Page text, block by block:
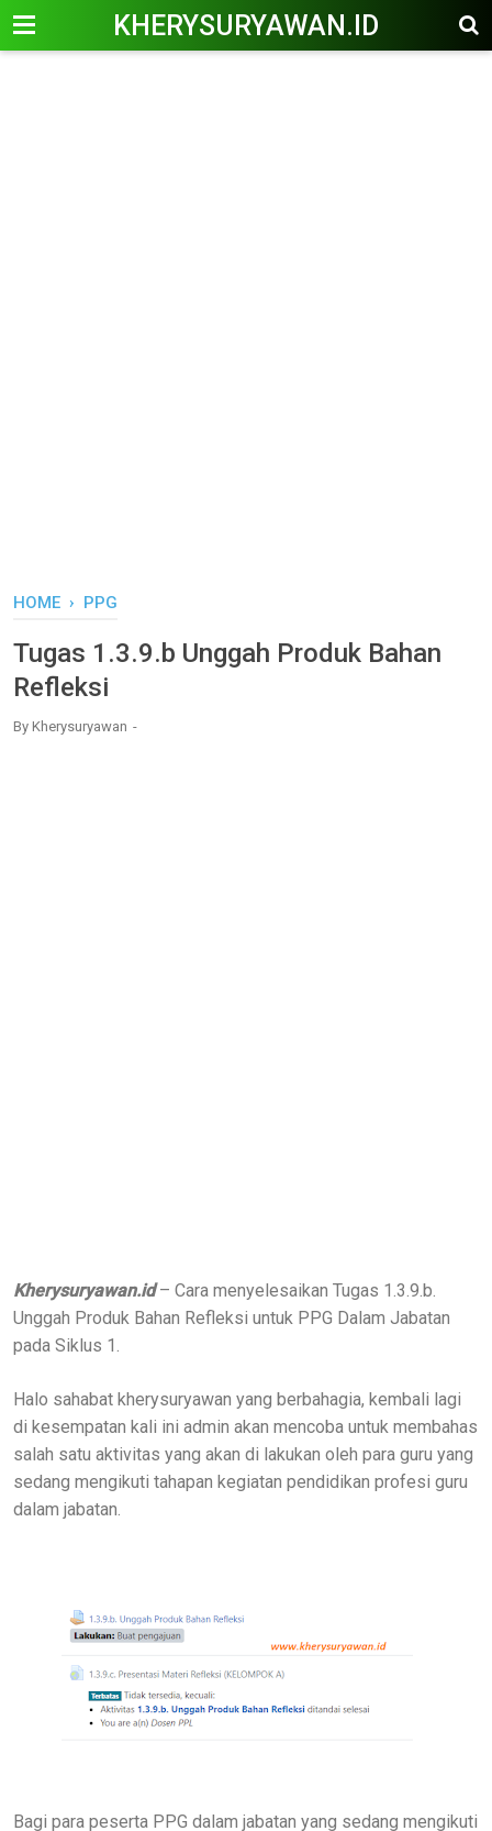
KHERYSURYAWAN.ID
HOME › PPG
Tugas 1.3.9.b Unggah Produk Bahan
Refleksi
By Kherysuryawan
Kherysuryawan.id– Cara menyelesaikan Tugas 1.3.9.b.
Unggah Produk Bahan Refleksi untuk PPG Dalam Jabatan
pada Siklus 1.
Halo sahabat kherysuryawan yang berbahagia, kembali lagi
di kesempatan kali ini admin akan mencoba untuk membahas
salah satu aktivitas yang akan di lakukan oleh para guru yang
sedang mengikuti tahapan kegiatan pendidikan profesi guru
dalam jabatan.
Bagi para peserta PPG dalam jabatan yang sedang mengikuti